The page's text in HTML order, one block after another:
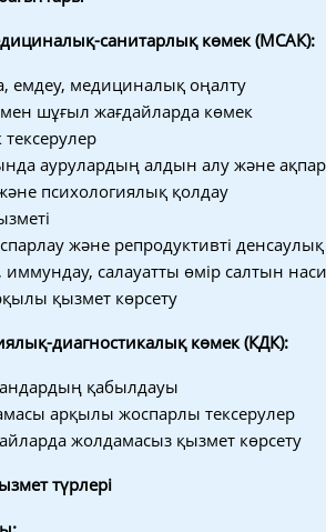
санитарлық көмек (МСАК):
емдеу, медициналық оңалту
шұғыл жағдайларда көмек
тексерулер
аурулардың алдын алу және
психологиялық қолдау
және репродуктивті денсаулық
иммундау, салауатты өмір салтын
қызмет көрсету
диагностикалық көмек (КДК):
қабылдауы
арқылы жоспарлы тексерулер
жолдамасыз қызмет көрсету
түрлері